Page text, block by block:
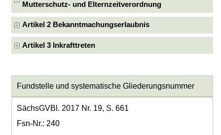
Mutterschutz- und Elternzeitverordnung
Artikel 2 Bekanntmachungserlaubnis
Artikel 3 Inkrafttreten
Fundstelle und systematische Gliederungsnummer
SächsGVBl. 2017 Nr. 19, S. 661
Fsn-Nr.: 240